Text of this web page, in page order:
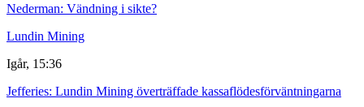
Nederman: Vändning i sikte?
Lundin Mining
Igår, 15:36
Jefferies: Lundin Mining överträffade kassaflödesförväntningarna